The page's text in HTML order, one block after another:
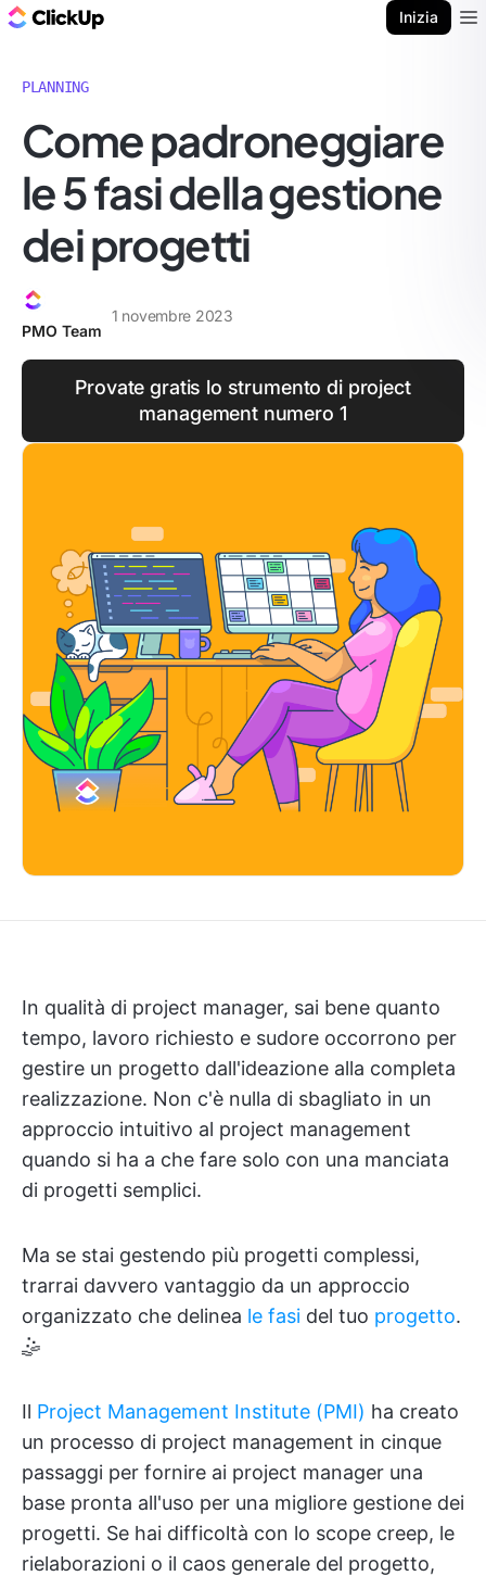
Inizia
PLANNING
Come padroneggiare
le 5 fasi della gestione
dei progetti
PMO Team
1 novembre 2023
Provate gratis lo strumento di project
management numero 1
In qualità di project manager, sai bene quanto
tempo, lavoro richiesto e sudore occorrono per
gestire un progetto dall'ideazione alla completa
realizzazione. Non c'è nulla di sbagliato in un
approccio intuitivo al project management
quando si ha a che fare solo con una manciata
di progetti semplici.
Ma se stai gestendo più progetti complessi,
trarrai davvero vantaggio da un approccio
organizzato che delinea le fasi del tuo progetto.
🤹
Il Project Management Institute (PMI) ha creato
un processo di project management in cinque
passaggi per fornire ai project manager una
base pronta all'uso per una migliore gestione dei
progetti. Se hai difficoltà con lo scope creep, le
rielaborazioni o il caos generale del progetto,